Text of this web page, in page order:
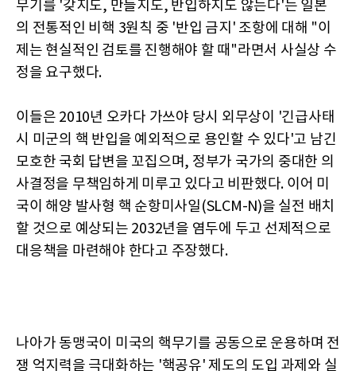
무기를 '갖지도, 만들지도, 반입하지도 않는다'는 일본
의 전통적인 비핵 3원칙 중 '반입 금지' 조항에 대해 "이
제는 현실적인 검토를 진행해야 할 때"라면서 사실상 수
정을 요구했다.
이들은 2010년 오카다 가쓰야 당시 외무상이 '긴급사태
시 미군의 핵 반입을 예외적으로 용인할 수 있다'고 남긴
모호한 국회 답변을 꼬집으며, 정부가 국가의 중대한 의
사결정을 무책임하게 미루고 있다고 비판했다. 이어 미
국이 해양 발사형 핵 순항미사일(SLCM-N)을 실전 배치
할 것으로 예상되는 2032년을 염두에 두고 선제적으로
대응책을 마련해야 한다고 주장했다.
나아가 동맹국이 미국의 핵무기를 공동으로 운용하며 전
쟁 억지력을 극대화하는 '핵공유' 제도의 도입 과제와 실